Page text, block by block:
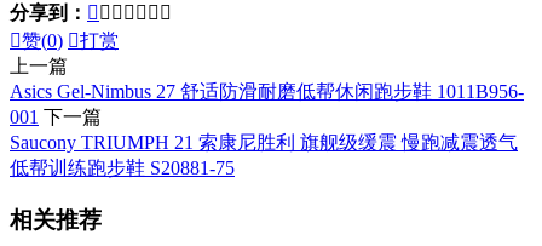
分享到：       
赞(0) 打赏
上一篇
Asics Gel-Nimbus 27 舒适防滑耐磨低帮休闲跑步鞋 1011B956-
001 下一篇
Saucony TRIUMPH 21 索康尼胜利 旗舰级缓震 慢跑减震透气
低帮训练跑步鞋 S20881-75
相关推荐